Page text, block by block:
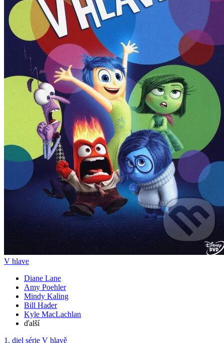
V hlave
Diane Lane
Amy Poehler
Mindy Kaling
Bill Hader
Kyle MacLachlan
ďalší
1. diel série V hlavě